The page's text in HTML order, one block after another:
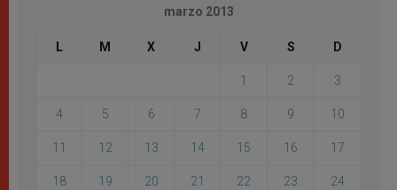
marzo 2013
L M X J V S D
1 2 3
4 5 6 7 8 9 10
11 12 13 14 15 16 17
18 19 20 21 22 23 24